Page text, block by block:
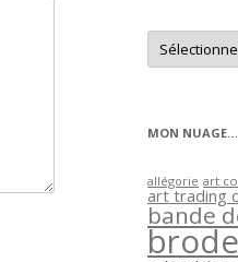
Retrouver
les
articles
MON NUAGE…
allégorie art
art trading
bande